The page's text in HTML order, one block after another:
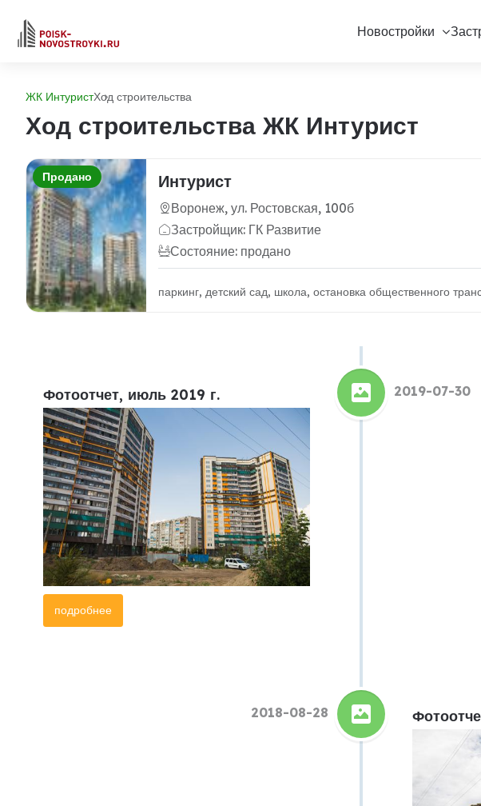
Новостройки
ЖК ИнтуристХод строительства
Ход строительства ЖК Интурист
Продано Интурист
Воронеж, ул. Ростовская, 100б
Застройщик: ГК Развитие
Состояние: продано
паркинг, детский сад, школа, остановка общественного
Фотоотчет, июль 2019 г.
подробнее
2019-07-30
2018-08-28